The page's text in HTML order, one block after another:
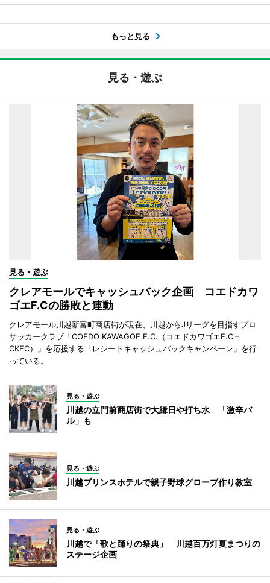
もっと見る
見る・遊ぶ
見る・遊ぶ
クレアモールでキャッシュバック企画 コエドカワ
ゴエF.Cの勝敗と連動
クレアモール川越新富町商店街が現在、川越からJリーグを目指すプロ
サッカークラブ「COEDO KAWAGOE F.C.（コエドカワゴエF.C＝
CKFC）」を応援する「レシートキャッシュバックキャンペーン」を行
っている。
見る・遊ぶ
川越の立門前商店街で大縁日や打ち水 「激辛バ
ル」も
見る・遊ぶ
川越プリンスホテルで親子野球グローブ作り教室
見る・遊ぶ
川越で「歌と踊りの祭典」 川越百万灯夏まつりの
ステージ企画